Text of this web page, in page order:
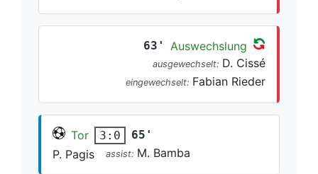
63' Auswechslung
ausgewechselt: D. Cissé
eingewechselt: Fabian Rieder
Tor 3:0 65'
P. Pagis assist: M. Bamba